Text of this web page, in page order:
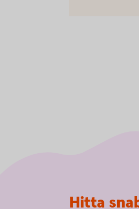
Hitta